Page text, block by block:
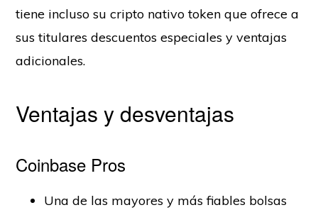
tiene incluso su cripto nativo token que ofrece a
sus titulares descuentos especiales y ventajas
adicionales.
Ventajas y desventajas
Coinbase Pros
Una de las mayores y más fiables bolsas